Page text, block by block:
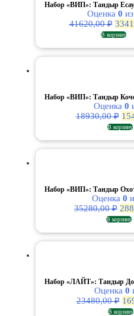
Набор «ВИП»: Тандыр
Оценка 0
41620,00₽
цена
В корзину
Набор «ВИП»: Тандыр
Оценка 0
18930,00₽
цена
В корзину
Набор «ВИП»: Тандыр
Оценка 0
35280,00₽
цена
В корзину
Набор «ЛАЙТ»: Тандыр
Оценка 0
23480,00₽
цена
В корзину